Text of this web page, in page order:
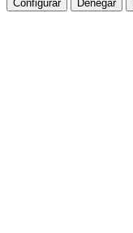
Configurar Denegar